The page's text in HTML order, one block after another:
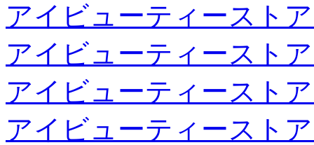
アイビューティースト
アイビューティースト
アイビューティースト
アイビューティースト